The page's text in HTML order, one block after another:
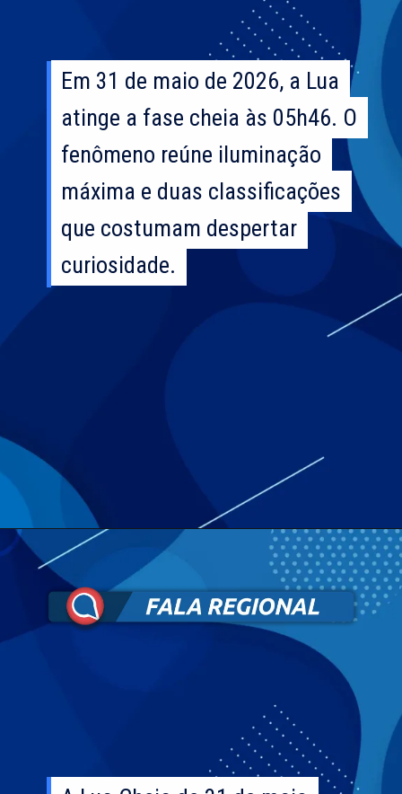
Em 31 de maio de 2026, a Lua
atinge a fase cheia às 05h46. O
fenômeno reúne iluminação
máxima e duas classificações
que costumam despertar
curiosidade.
Em 31 de maio de 2026, a Lua
atinge a fase cheia às 05h46. O
fenômeno reúne iluminação
máxima e duas classificações
que costumam despertar
curiosidade.